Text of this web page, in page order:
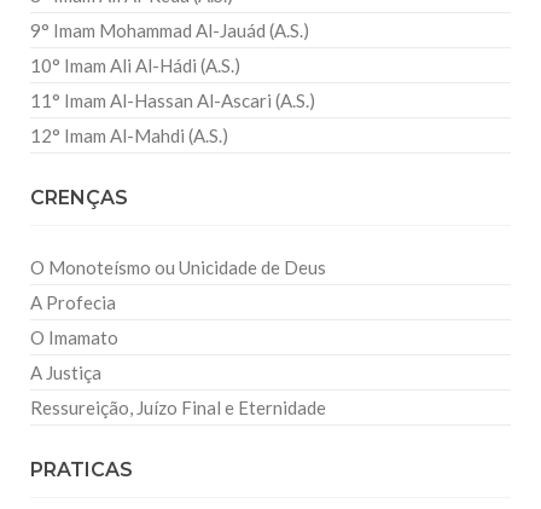
9° Imam Mohammad Al-Jauád (A.S.)
10° Imam Ali Al-Hádi (A.S.)
11° Imam Al-Hassan Al-Ascari (A.S.)
12° Imam Al-Mahdi (A.S.)
CRENÇAS
O Monoteísmo ou Unicidade de Deus
A Profecia
O Imamato
A Justiça
Ressureição, Juízo Final e Eternidade
PRATICAS